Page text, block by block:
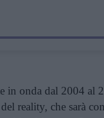
in onda dal 2004 al
del reality, che sarà